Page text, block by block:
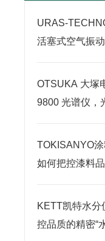
URAS-
活塞式空气振
OTSUKA 大塚
9800 光谱仪，
TOKISANYO
如何把控漆料
KETT凯特水
控品质的精密“